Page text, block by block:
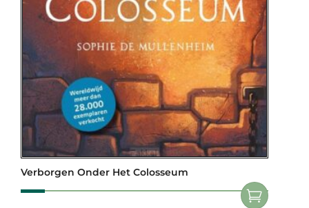
Verborgen Onder Het Colosseum